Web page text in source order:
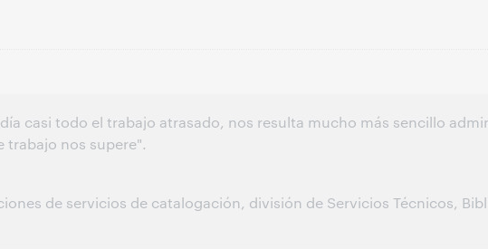
casi todo el trabajo atrasado, nos resulta mucho más sencillo
trabajo nos supere".
de servicios de catalogación, división de Servicios Técnicos,